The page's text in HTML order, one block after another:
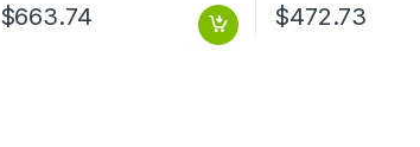
$663.74 $472.73